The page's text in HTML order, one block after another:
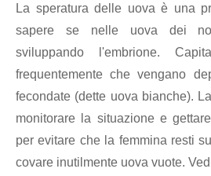
La speratura delle uova è una
sapere se nelle uova dei
sviluppando l'embrione.
frequentemente che vengano
fecondate (dette uova bianche).
monitorare la situazione e
per evitare che la femmina resti
covare inutilmente uova vuote.